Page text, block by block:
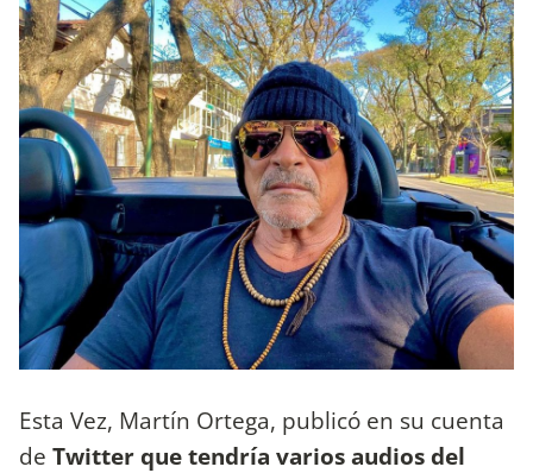
Esta Vez, Martín Ortega, publicó en su cuenta
de Twitter que tendría varios audios del